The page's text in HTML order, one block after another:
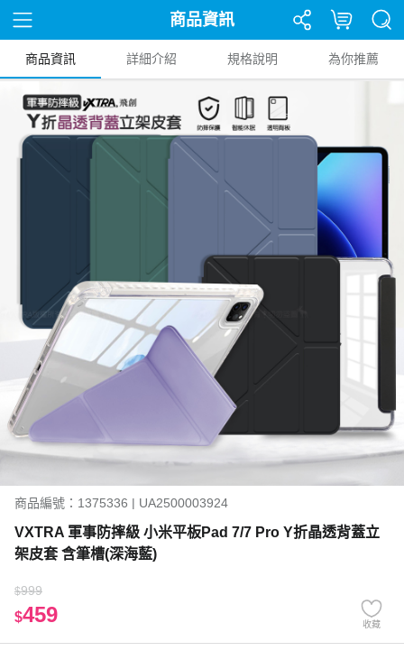
商品資訊
商品資訊 詳細介紹 規格說明 為你推薦
商品編號：1375336 | UA2500003924
VXTRA 軍事防摔級 小米平板Pad 7/7 Pro Y折晶透背蓋立
架皮套 含筆槽(深海藍)
$999
$459 收藏